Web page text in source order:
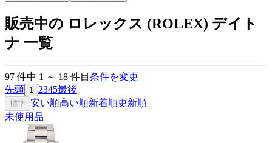
販売中の ロレックス (ROLEX) デイト
ナ 一覧
97 件中 1 ～ 18 件目 条件を変更
先頭 1 2345最後
標準 安い順高い順新着順更新順
未使用品